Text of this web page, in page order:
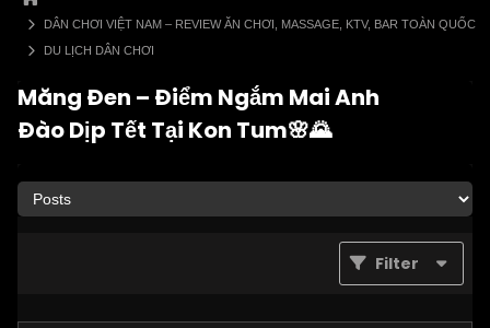
DÂN CHƠI VIỆT NAM – REVIEW ĂN CHƠI, MASSAGE, KTV, BAR TOÀN QUỐC
DU LỊCH DÂN CHƠI
Măng Đen – Điểm Ngắm Mai Anh
Đào Dịp Tết Tại Kon Tum🌸🌄
Filter